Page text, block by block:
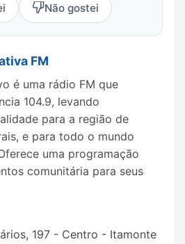
Não gostei
FM
é uma rádio FM que
104.9, levando
para a região de
e para todo o mundo
uma programação
comunitária para seus
197 - Centro - Itamonte